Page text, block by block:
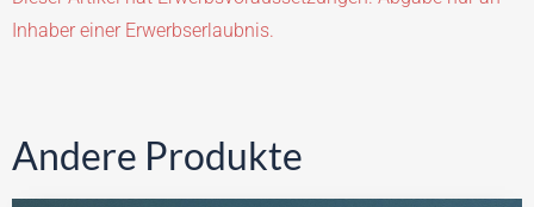
Inhaber einer Erwerbserlaubnis.
Andere Produkte